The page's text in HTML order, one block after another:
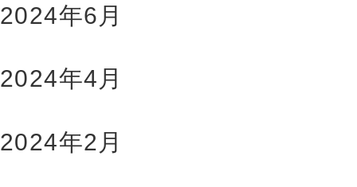
2024年6月
2024年4月
2024年2月